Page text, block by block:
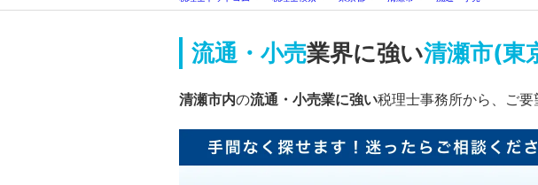
流通・小売業界に強い清瀬市(東
清瀬市内の流通・小売業に強い税理士事務所から、ご要